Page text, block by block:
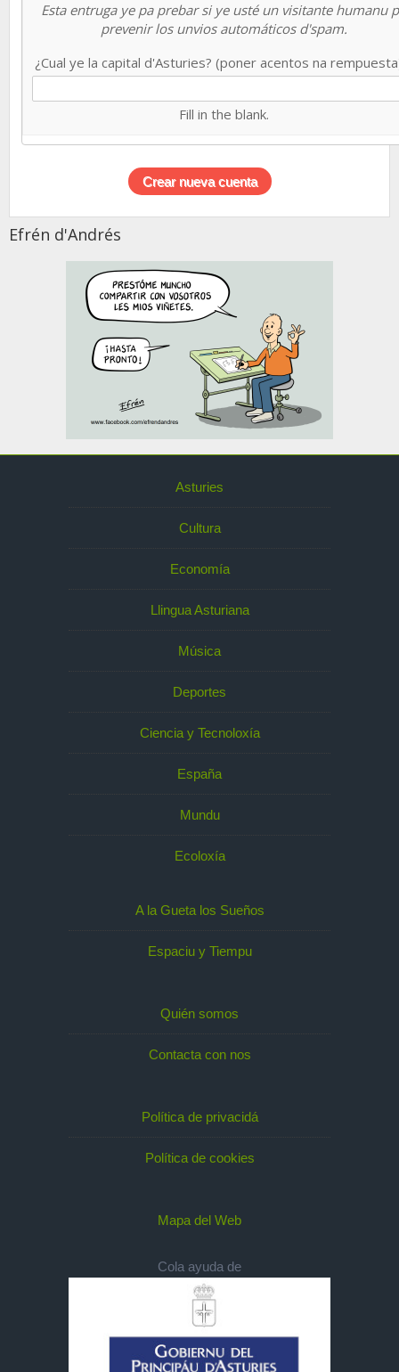
Esta entruga ye pa prebar si ye usté un visitante humanu
prevenir los unvios automáticos d'spam.
¿Cual ye la capital d'Asturies? (poner acentos na
Fill in the blank.
Efrén d'Andrés
Asturies
Cultura
Economía
Llingua Asturiana
Música
Deportes
Ciencia y Tecnoloxía
España
Mundu
Ecoloxía
A la Gueta los Sueños
Espaciu y Tiempu
Quién somos
Contacta con nos
Política de privacidá
Política de cookies
Mapa del Web
Cola ayuda de